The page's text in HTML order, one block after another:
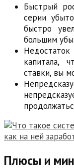
Быстрый
серии
быстро
большим
капитала,
ставки, вы
Плюсы и